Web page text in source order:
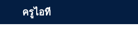
ครูไอที